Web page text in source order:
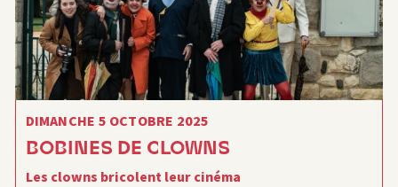
DIMANCHE 5 OCTOBRE 2025
BOBINES DE CLOWNS
Les clowns bricolent leur cinéma